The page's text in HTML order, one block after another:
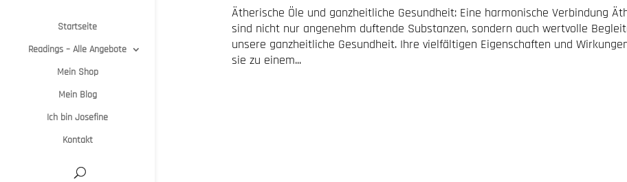
Startseite
Readings – Alle Angebote
Mein Shop
Mein Blog
Ich bin Josefine
Kontakt
Ätherische Öle und ganzheitliche Gesundheit: Eine harmonische Verbindung
sind nicht nur angenehm duftende Substanzen, sondern auch wertvolle
unsere ganzheitliche Gesundheit. Ihre vielfältigen Eigenschaften und
sie zu einem...